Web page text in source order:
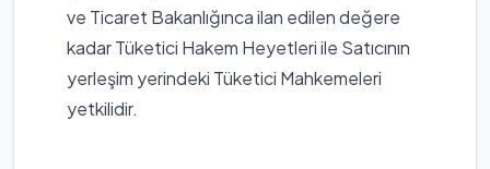
ve Ticaret Bakanlığınca ilan edilen değere
kadar Tüketici Hakem Heyetleri ile Satıcının
yerleşim yerindeki Tüketici Mahkemeleri
yetkilidir.